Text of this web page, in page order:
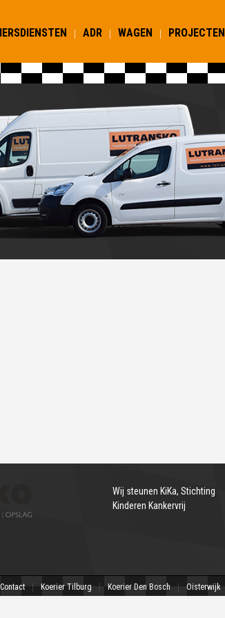
ADR WAGEN PROJECTEN
Wij steunen KiKa, Stichting
Kinderen Kankervrij
Contact Koerier Tilburg Koerier Den Bosch Oisterwijk